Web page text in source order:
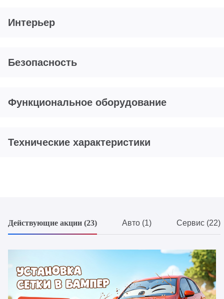
Интерьер
Безопасность
Функциональное оборудование
Технические характеристики
Действующие акции (23) Авто (1) Сервис (22)